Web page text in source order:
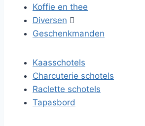
Koffie en thee
Diversen 
Geschenkmanden
Kaasschotels
Charcuterie schotels
Raclette schotels
Tapasbord